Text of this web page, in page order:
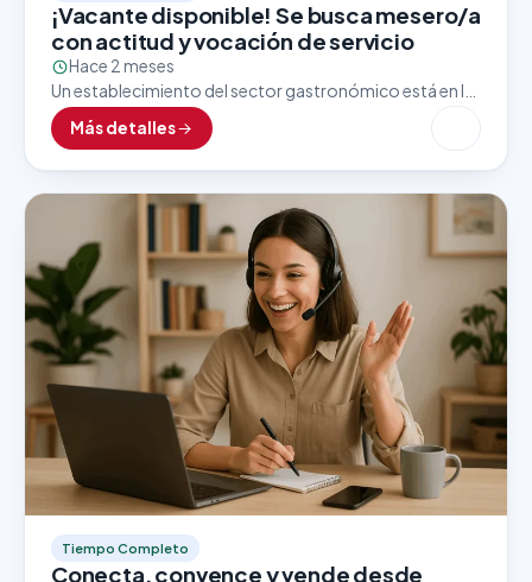
¡Vacante disponible! Se busca mesero/a
con actitud y vocación de servicio
Hace 2 meses
Un establecimiento del sector gastronómico está en la
búsqueda activa de un/a mesero/a con excelente
presentación, trato amable y enfoque al cliente. Esta
vacante…
Más detalles
Tiempo Completo
Conecta, convence y vende desde